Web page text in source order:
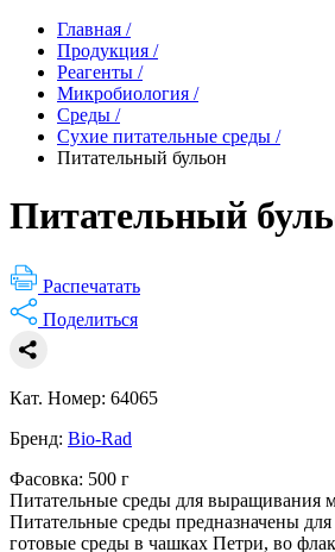
Главная /
Продукция /
Реагенты /
Микробиология /
Среды /
Сухие питательные среды /
Питательный бульон
Питательный
Распечатать
Поделиться
Кат. Номер: 64065
Бренд: Bio-Rad
Фасовка: 500 г
Питательные среды для выращивания
Питательные среды предназначены
готовые среды в чашках Петри, во